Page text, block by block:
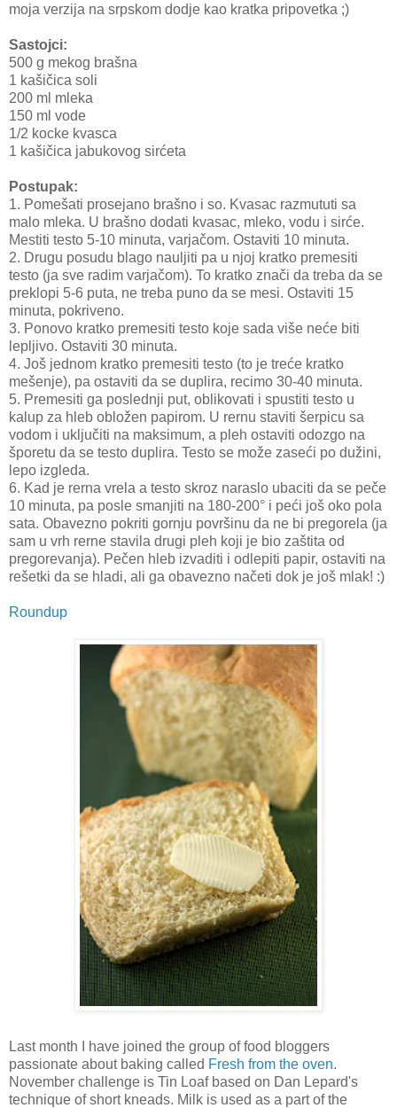
moja verzija na srpskom dodje kao kratka pripovetka ;)
Sastojci:
500 g mekog brašna
1 kašičica soli
200 ml mleka
150 ml vode
1/2 kocke kvasca
1 kašičica jabukovog sirćeta
Postupak:
1. Pomešati prosejano brašno i so. Kvasac razmututi sa
malo mleka. U brašno dodati kvasac, mleko, vodu i sirće.
Mestiti testo 5-10 minuta, varjačom. Ostaviti 10 minuta.
2. Drugu posudu blago nauljiti pa u njoj kratko premesiti
testo (ja sve radim varjačom). To kratko znači da treba da se
preklopi 5-6 puta, ne treba puno da se mesi. Ostaviti 15
minuta, pokriveno.
3. Ponovo kratko premesiti testo koje sada više neće biti
lepljivo. Ostaviti 30 minuta.
4. Još jednom kratko premesiti testo (to je treće kratko
mešenje), pa ostaviti da se duplira, recimo 30-40 minuta.
5. Premesiti ga poslednji put, oblikovati i spustiti testo u
kalup za hleb obložen papirom. U rernu staviti šerpicu sa
vodom i uključiti na maksimum, a pleh ostaviti odozgo na
šporetu da se testo duplira. Testo se može zaseći po dužini,
lepo izgleda.
6. Kad je rerna vrela a testo skroz naraslo ubaciti da se peče
10 minuta, pa posle smanjiti na 180-200° i peći još oko pola
sata. Obavezno pokriti gornju površinu da ne bi pregorela (ja
sam u vrh rerne stavila drugi pleh koji je bio zaštita od
pregorevanja). Pečen hleb izvaditi i odlepiti papir, ostaviti na
rešetki da se hladi, ali ga obavezno načeti dok je još mlak! :)
Roundup
Last month I have joined the group of food bloggers
passionate about baking called Fresh from the oven.
November challenge is Tin Loaf based on Dan Lepard's
technique of short kneads. Milk is used as a part of the